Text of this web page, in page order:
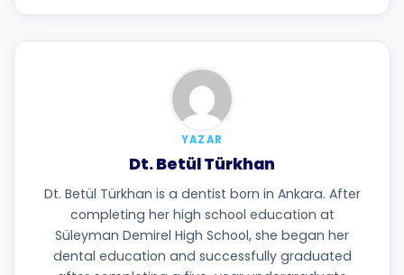
YAZAR
Dt. Betül Türkhan
Dt. Betül Türkhan is a dentist born in Ankara. After
completing her high school education at
Süleyman Demirel High School, she began her
dental education and successfully graduated